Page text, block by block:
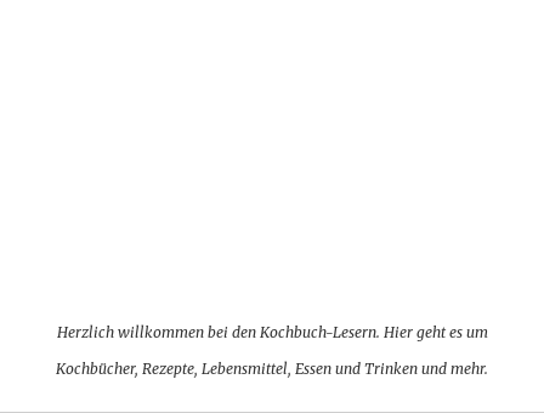
Herzlich willkommen bei den Kochbuch-Lesern. Hier geht es um
Kochbücher, Rezepte, Lebensmittel, Essen und Trinken und mehr.